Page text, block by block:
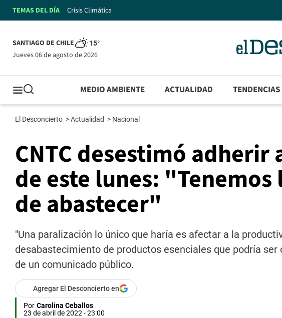
TEMAS DEL DÍA Crisis Climática
SANTIAGO DE CHILE 15°
jueves 06 de agosto de 2026
MEDIO AMBIENTE ACTUALIDAD TENDENCIAS
El Desconcierto >Actualidad > Nacional
CNTC desestimó
de este lunes:
de abastecer"
"Una paralización lo único que haría es afectar a la
desabastecimiento de productos esenciales que podría
de un comunicado público.
Agregar El Desconcierto en
Por Carolina Ceballos
23 de abril de 2022 - 23:00